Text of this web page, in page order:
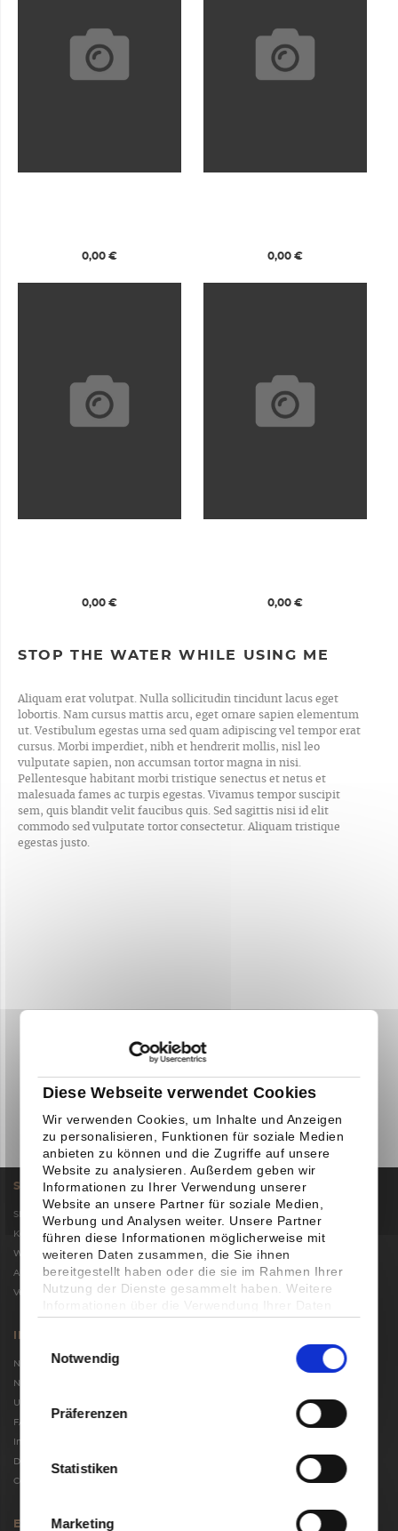
Diese Webseite verwendet Cookies
Wir verwenden Cookies, um Inhalte und Anzeigen
zu personalisieren, Funktionen für soziale Medien
anbieten zu können und die Zugriffe auf unsere
Website zu analysieren. Außerdem geben wir
Informationen zu Ihrer Verwendung unserer
Website an unsere Partner für soziale Medien,
Werbung und Analysen weiter. Unsere Partner
führen diese Informationen möglicherweise mit
weiteren Daten zusammen, die Sie ihnen
bereitgestellt haben oder die sie im Rahmen Ihrer
Nutzung der Dienste gesammelt haben. Weitere
finden Sie in unsererDatenschutzerklärung. Sie
unterEinstellungen widerrufen oder anpassen.
Notwendig
Präferenzen
Statistiken
Marketing
0,00 € 0,00 €
0,00 € 0,00 €
STOP THE WATER WHILE USING ME
Aliquam erat volutpat. Nulla sollicitudin tincidunt lacus eget
lobortis. Nam cursus mattis arcu, eget ornare sapien elementum
ut. Vestibulum egestas urna sed quam adipiscing vel tempor erat
cursus. Morbi imperdiet, nibh et hendrerit mollis, nisl leo
vulputate sapien, non accumsan tortor magna in nisi.
Pellentesque habitant morbi tristique senectus et netus et
malesuada fames ac turpis egestas. Vivamus tempor suscipit
sem, quis blandit velit faucibus quis. Sed sagittis nisi id elit
commodo sed vulputate tortor consectetur. Aliquam tristique
egestas justo.
SHOP SERVICE
Shop
Kontakt
Widerrufsbelehrung
Allgemeine Geschäftsbedingungen
Versand und Zahlungsbedingungen
Newsletter
Nutzungsbedingungen
Unternehmen
FAQ
Impressum
Datenschutzerklärung
Cookie-Einstellungen
ERREICHBARKEIT